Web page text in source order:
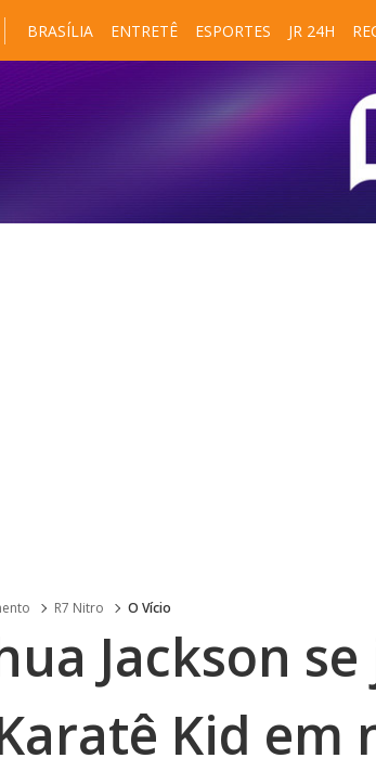
BRASÍLIA ENTRETÊ ESPORTES JR 24H
R7 Nitro O Vício
Jackson
Kid em